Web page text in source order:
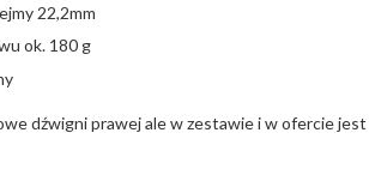
22,2mm
ok. 180 g
dźwigni prawej ale w zestawie i w ofercie jest